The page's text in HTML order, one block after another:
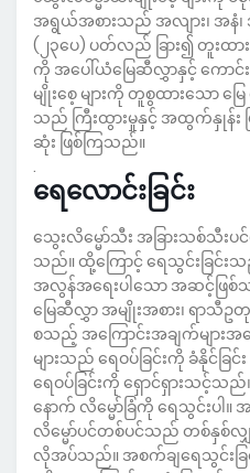
အရွယ်အစားသည် အလျား၊ အနံ၊
(၂၃ပေ) ပတ်လည် ခြား၍ တူးထ
ကို အပေါ်ယံမြေဆီလွှာနှင့် ကောင်း
မျိုးစေ့ များကို တူစွထားသော မ
သည် ကြီးထွားမှုနှင့် အထွက်နှုန်း
ဆုံး ဖြစ်ကြသည်။
.
ရေလောင်းခြင်း
သွေးလိမ္မော်သီး အခြားသစ်သီး
သည်။ ထို့ကြောင့် ရေသွင်းခြင်း
အလွန်အရေးပါသော အဆင့်ဖြစ်
မြေဆီလွှာ အမျိုးအစား၊ ရာသီ
စသည့် အကြောင်းအချက်များ
များသည် ရေဝပ်ခြင်းကို ခံနိုင်ခြင်
ရေဝပ်ခြင်းကို ရှောင်ရှားသင့်သည်။
နောက် လိမ္မော်ခြံကို ရေသွင်းပါ
လိမ္မော်ပင်တစ်ပင်သည် တစ်နှစ်လျှ
လိုအပ်သည်။ အစက်ချရေသွင်းခြင်